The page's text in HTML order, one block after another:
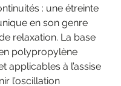
: une étreinte
en son genre
relaxation. La base
polypropylène
applicables à l’assise
l’oscillation